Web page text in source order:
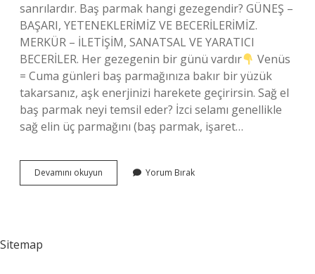
sanrılardır. Baş parmak hangi gezegendir? GÜNEŞ –
BAŞARI, YETENEKLERİMİZ VE BECERİLERİMİZ.
MERKÜR – İLETİŞİM, SANATSAL VE YARATICI
BECERİLER. Her gezegenin bir günü vardır
Venüs
= Cuma günleri baş parmağınıza bakır bir yüzük
takarsanız, aşk enerjinizi harekete geçirirsin. Sağ el
baş parmak neyi temsil eder? İzci selamı genellikle
sağ elin üç parmağını (baş parmak, işaret…
Devamını okuyun
Parmak
Yorum Bırak
Sitemap